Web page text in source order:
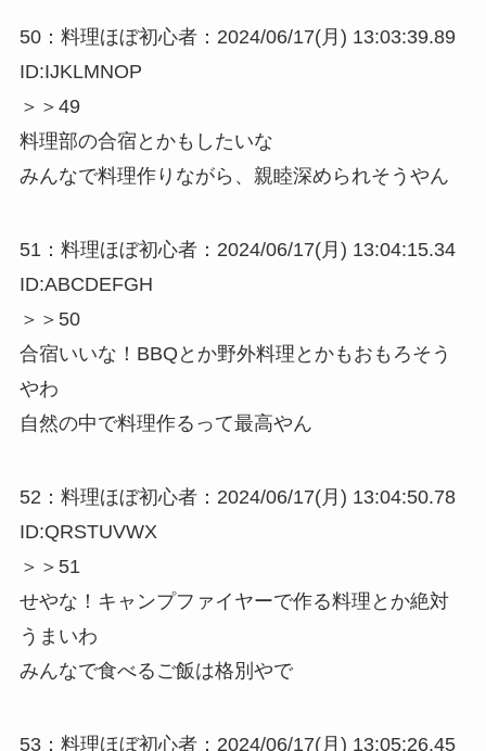
50：料理ほぼ初心者：2024/06/17(月) 13:03:39.89
ID:IJKLMNOP
＞＞49
料理部の合宿とかもしたいな
みんなで料理作りながら、親睦深められそうやん
51：料理ほぼ初心者：2024/06/17(月) 13:04:15.34
ID:ABCDEFGH
＞＞50
合宿いいな！BBQとか野外料理とかもおもろそう
やわ
自然の中で料理作るって最高やん
52：料理ほぼ初心者：2024/06/17(月) 13:04:50.78
ID:QRSTUVWX
＞＞51
せやな！キャンプファイヤーで作る料理とか絶対
うまいわ
みんなで食べるご飯は格別やで
53：料理ほぼ初心者：2024/06/17(月) 13:05:26.45